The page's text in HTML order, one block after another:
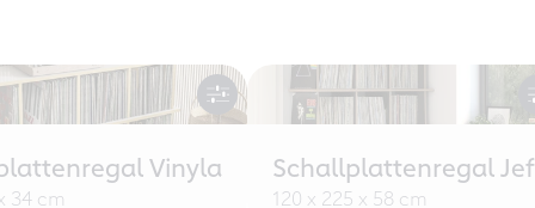
Vinyla
34 cm
Schallplattenregal
120 x 225 x 58 cm